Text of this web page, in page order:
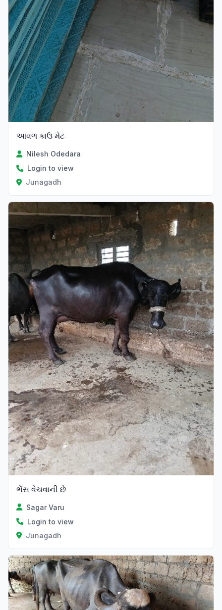
આવળ કાઉ મેટ
Nilesh Odedara
Login to view
Junagadh
ભેંસ વેચવાની છે
Sagar Varu
Login to view
Junagadh